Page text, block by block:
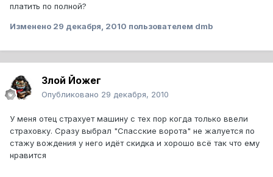
платить по полной?
Изменено 29 декабря, 2010 пользователем dmb
Злой Йожег
Опубликовано 29 декабря, 2010
У меня отец страхует машину с тех пор когда только ввели
страховку. Сразу выбрал "Спасские ворота" не жалуется по
стажу вождения у него идёт скидка и хорошо всё так что ему
нравится